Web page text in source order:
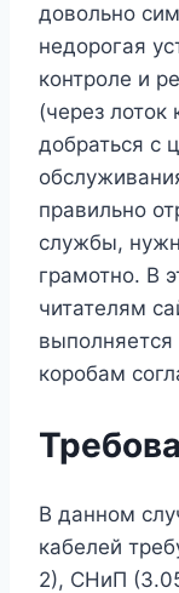
довольно
недорогая
контроле и
(через
добраться с
правильно
службы,
грамотно. В
читателям
выполняется
коробам
В данном
кабелей
2), СНиП